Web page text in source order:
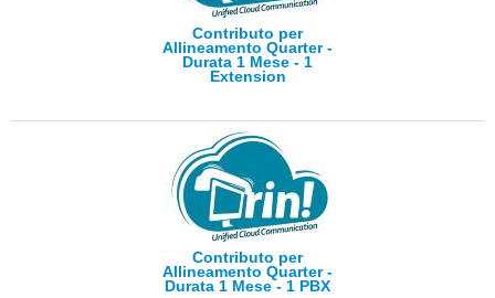
Contributo per
Allineamento Quarter -
Durata 1 Mese - 1
Extension
Contributo per
Allineamento Quarter -
Durata 1 Mese - 1 PBX